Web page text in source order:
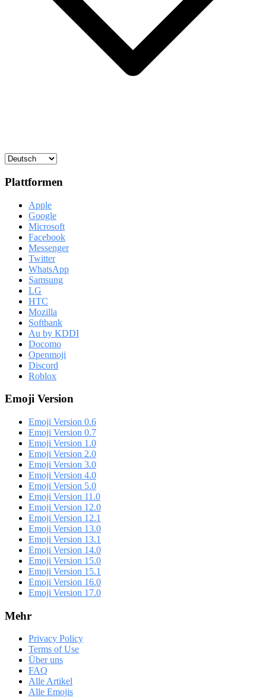
Plattformen
Apple
Google
Microsoft
Facebook
Messenger
Twitter
WhatsApp
Samsung
LG
HTC
Mozilla
Softbank
Au by KDDI
Docomo
Openmoji
Discord
Roblox
Emoji Version
Emoji Version 0.6
Emoji Version 0.7
Emoji Version 1.0
Emoji Version 2.0
Emoji Version 3.0
Emoji Version 4.0
Emoji Version 5.0
Emoji Version 11.0
Emoji Version 12.0
Emoji Version 12.1
Emoji Version 13.0
Emoji Version 13.1
Emoji Version 14.0
Emoji Version 15.0
Emoji Version 15.1
Emoji Version 16.0
Emoji Version 17.0
Mehr
Privacy Policy
Terms of Use
Über uns
FAQ
Alle Artikel
Alle Emojis